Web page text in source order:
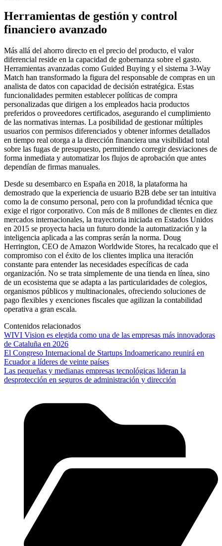
Herramientas de gestión y control
financiero avanzado
Más allá del ahorro directo en el precio del producto, el valor
diferencial reside en la capacidad de gobernanza sobre el gasto.
Herramientas avanzadas como Guided Buying y el sistema 3-Way
Match han transformado la figura del responsable de compras en un
analista de datos con capacidad de decisión estratégica. Estas
funcionalidades permiten establecer políticas de compra
personalizadas que dirigen a los empleados hacia productos
preferidos o proveedores certificados, asegurando el cumplimiento
de las normativas internas. La posibilidad de gestionar múltiples
usuarios con permisos diferenciados y obtener informes detallados
en tiempo real otorga a la dirección financiera una visibilidad total
sobre las fugas de presupuesto, permitiendo corregir desviaciones de
forma inmediata y automatizar los flujos de aprobación que antes
dependían de firmas manuales.
Desde su desembarco en España en 2018, la plataforma ha
demostrado que la experiencia de usuario B2B debe ser tan intuitiva
como la de consumo personal, pero con la profundidad técnica que
exige el rigor corporativo. Con más de 8 millones de clientes en diez
mercados internacionales, la trayectoria iniciada en Estados Unidos
en 2015 se proyecta hacia un futuro donde la automatización y la
inteligencia aplicada a las compras serán la norma. Doug
Herrington, CEO de Amazon Worldwide Stores, ha recalcado que el
compromiso con el éxito de los clientes implica una iteración
constante para entender las necesidades específicas de cada
organización. No se trata simplemente de una tienda en línea, sino
de un ecosistema que se adapta a las particularidades de colegios,
organismos públicos y multinacionales, ofreciendo soluciones de
pago flexibles y exenciones fiscales que agilizan la contabilidad
operativa a gran escala.
Contenidos relacionados
WIVI Vision es elegida como una de las empresas más innovadoras
de Cataluña en 2026
El Congreso Internacional de Startups Indoamericano reunirá en
Ecuador a líderes de veinte países
Las pequeñas y medianas empresas tecnológicas lideran la
desprotección en seguros de administración y dirección